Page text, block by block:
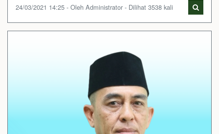
24/03/2021 14:25 - Oleh Administrator - Dilihat 3538 kali